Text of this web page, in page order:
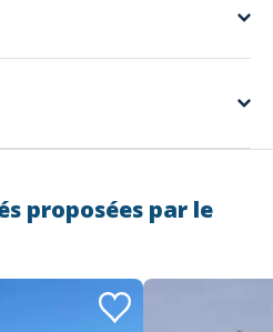
proposées par le